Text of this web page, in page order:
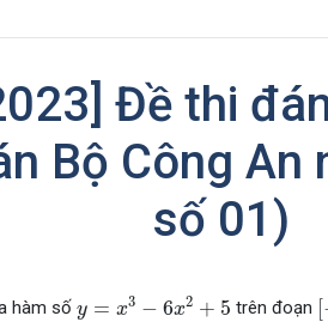
Đề thi
Bộ Công
số 01)
hàm số y = x3 − 6x2 + 5
−6 2+ 5
trên đoạn [[−